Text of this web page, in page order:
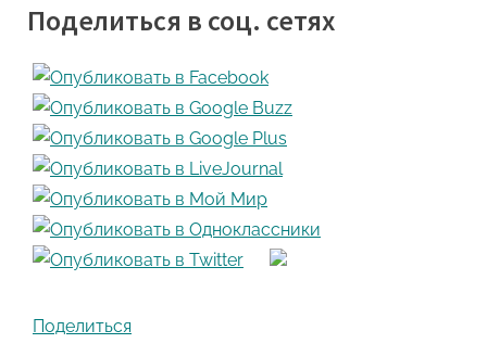
Поделиться в соц. сетях
Поделиться